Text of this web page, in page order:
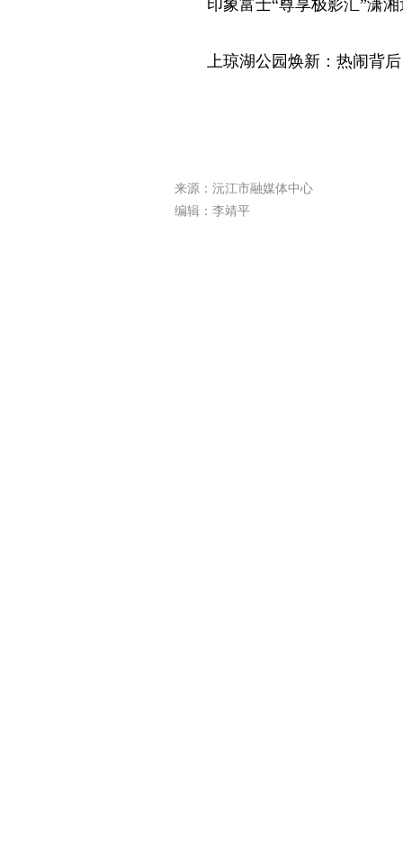
印象富士“尊享极影汇”潇
上琼湖公园焕新：热闹背
来源：沅江市融媒体中心
编辑：李靖平